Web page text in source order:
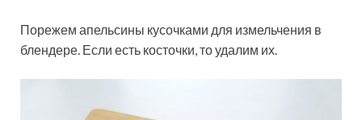
Порежем апельсины кусочками для измельчения в
блендере. Если есть косточки, то удалим их.